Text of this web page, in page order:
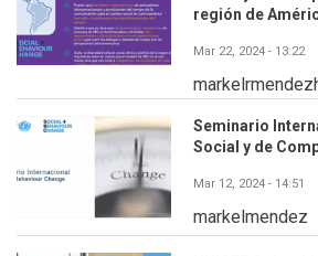
región de
Mar 22, 2024 - 13:22
Seminario
Social y de
Mar 12, 2024 - 14:51
markelmendez